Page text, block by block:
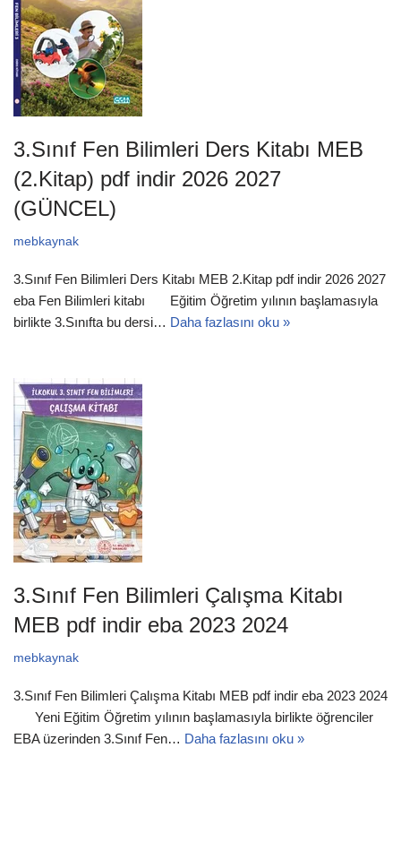
3.Sınıf Fen Bilimleri Ders Kitabı MEB
(2.Kitap) pdf indir 2026 2027
(GÜNCEL)
mebkaynak
3.Sınıf Fen Bilimleri Ders Kitabı MEB 2.Kitap pdf indir 2026 2027
eba Fen Bilimleri kitabı Eğitim Öğretim yılının başlamasıyla
birlikte 3.Sınıfta bu dersi… Daha fazlasını oku »
3.Sınıf Fen Bilimleri Çalışma Kitabı
MEB pdf indir eba 2023 2024
mebkaynak
3.Sınıf Fen Bilimleri Çalışma Kitabı MEB pdf indir eba 2023 2024
Yeni Eğitim Öğretim yılının başlamasıyla birlikte öğrenciler
EBA üzerinden 3.Sınıf Fen… Daha fazlasını oku »